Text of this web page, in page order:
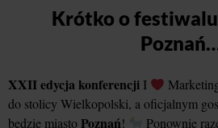
Krótko o
XXII edycja konferencji I
do stolicy Wielkopolski, a oficjalnym
będzie miasto Poznań!
Ponownie